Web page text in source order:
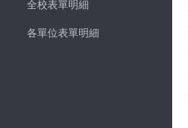
全校表單明細
各單位表單明細